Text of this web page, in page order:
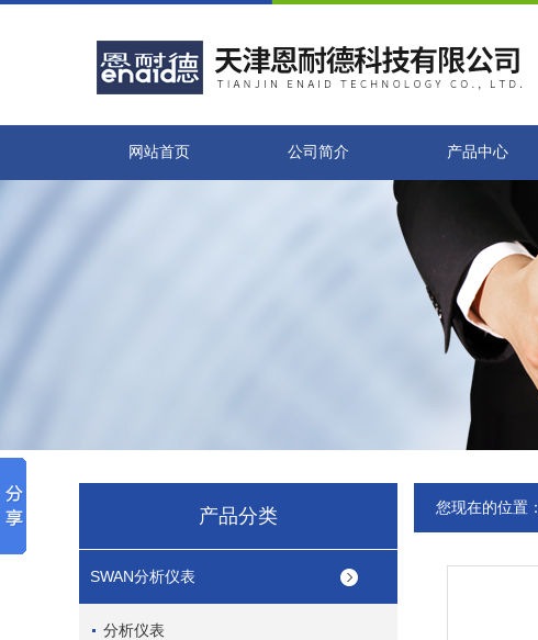
网站首页 公司简介 产品中心
产品分类
SWAN分析仪表
分析仪表
您现在的位置：